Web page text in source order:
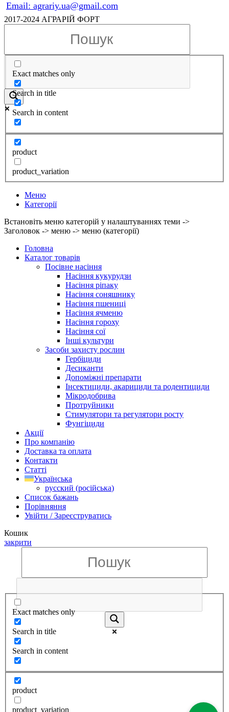
Email: agrariy.ua@gmail.com
2017-2024 АГРАРІЙ ФОРТ
Exact matches only
Search in title
Search in content
product
product_variation
Меню
Категорії
Встановіть меню категорій у налаштуваннях теми ->
Заголовок -> меню -> меню (категорії)
Головна
Каталог товарів
Посівне насіння
Насіння кукурудзи
Насіння ріпаку
Насіння соняшнику
Насіння пшениці
Насіння ячменю
Насіння гороху
Насіння сої
Інші культури
Засоби захисту рослин
Гербіциди
Десиканти
Допоміжні препарати
Інсектициди, акарициди та родентициди
Мікродобрива
Протруйники
Стимулятори та регулятори росту
Фунгіциди
Акції
Про компанію
Доставка та оплата
Контакти
Статті
Українська
русский (російська)
Список бажань
Порівняння
Увійти / Зареєструватись
Кошик
закрити
Exact matches only
Search in title
Search in content
product
product_variation